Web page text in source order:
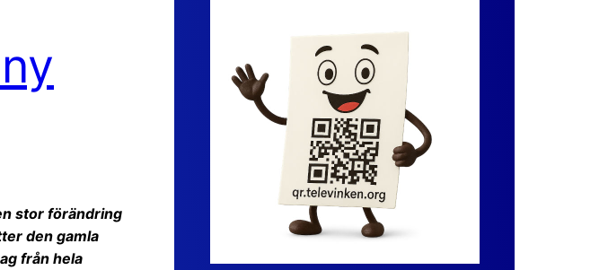
stor förändring
den gamla
från hela